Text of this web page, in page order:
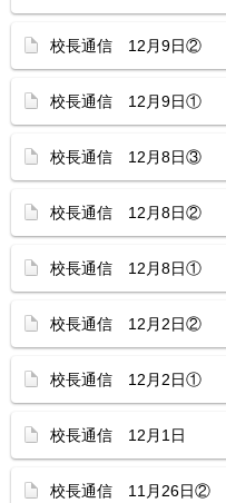
校長通信 12月9日②
校長通信 12月9日①
校長通信 12月8日③
校長通信 12月8日②
校長通信 12月8日①
校長通信 12月2日②
校長通信 12月2日①
校長通信 12月1日
校長通信 11月26日②